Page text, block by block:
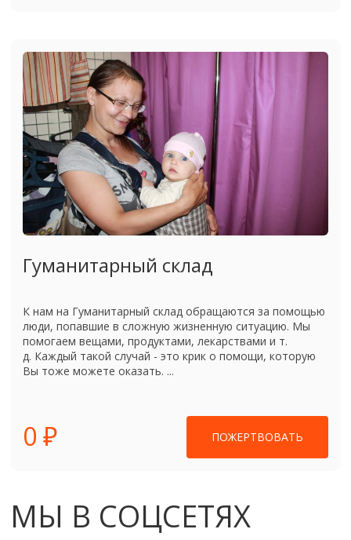
Гуманитарный склад
К нам на Гуманитарный склад обращаются за помощью
люди, попавшие в сложную жизненную ситуацию. Мы
помогаем вещами, продуктами, лекарствами и т.
д. Каждый такой случай - это крик о помощи, которую
Вы тоже можете оказать. ...
0 ₽ ПОЖЕРТВОВАТЬ
МЫ В СОЦСЕТЯХ